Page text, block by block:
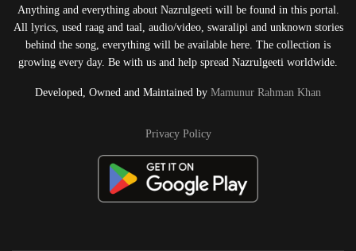
Anything and everything about Nazrulgeeti will be found in this portal.
All lyrics, used raag and taal, audio/video, swaralipi and unknown stories
behind the song, everything will be available here. The collection is
growing every day. Be with us and help spread Nazrulgeeti worldwide.
Developed, Owned and Maintained by Mamunur Rahman Khan
Privacy Policy